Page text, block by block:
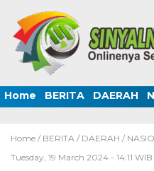
Home BERITA DAERAH
Home / BERITA / DAERAH /
Tuesday, 19 March 2024 - 14:11 WIB